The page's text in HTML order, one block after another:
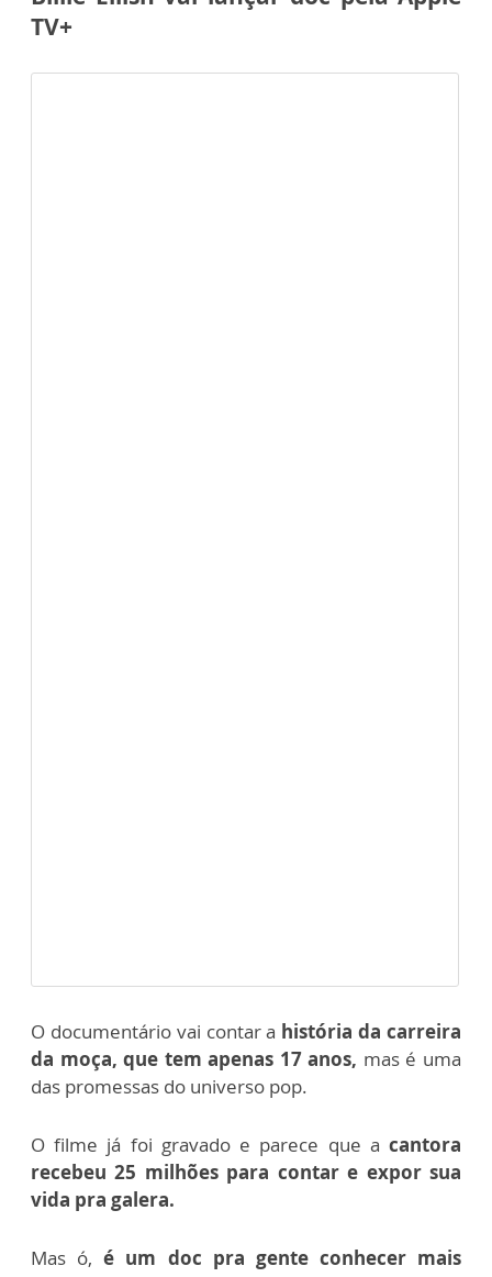
TV+
O documentário vai contar a história da carreira
da moça, que tem apenas 17 anos, mas é uma
das promessas do universo pop.
O filme já foi gravado e parece que a cantora
recebeu 25 milhões para contar e expor sua
vida pra galera.
Mas ó,é um doc pra gente conhecer mais